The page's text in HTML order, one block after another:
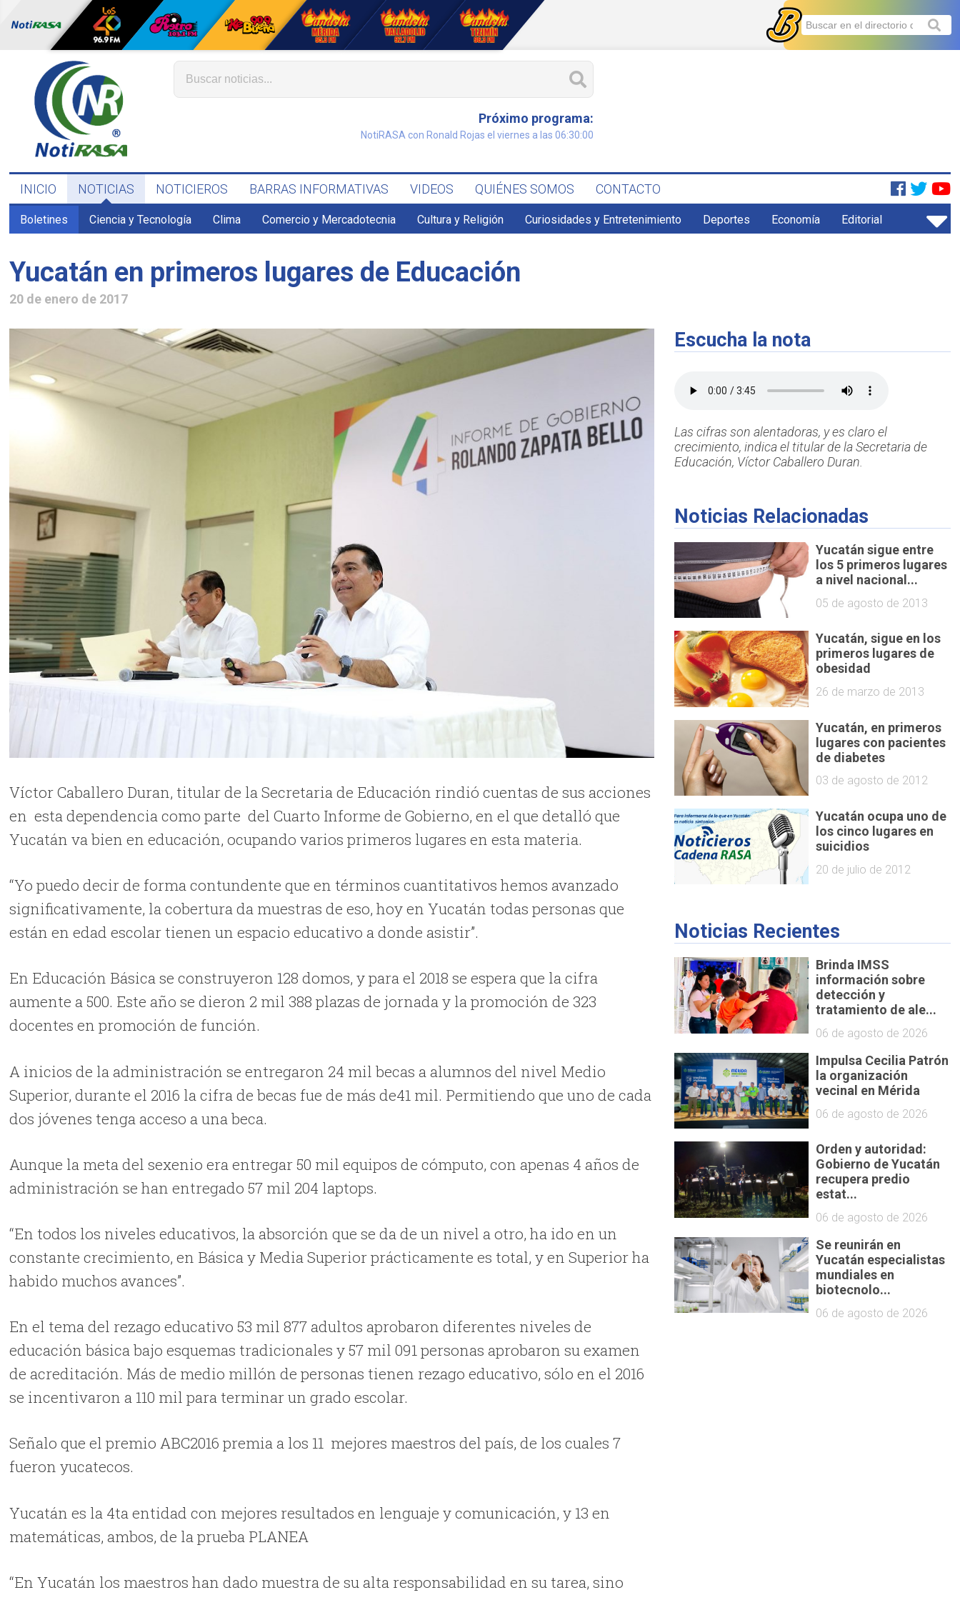
Próximo programa:
NotiRASA con Ronald Rojas el viernes a las 06:30:00
INICIO NOTICIAS NOTICIEROS BARRAS INFORMATIVAS VIDEOS QUIÉNES SOMOS CONTACTO
Boletines Ciencia y Tecnología Clima Comercio y Mercadotecnia Cultura y Religión Curiosidades y Entretenimiento Deportes Economía Editorial
Yucatán en primeros lugares de Educación
20 de enero de 2017
Víctor Caballero Duran, titular de la Secretaria de Educación rindió cuentas de sus acciones
en esta dependencia como parte del Cuarto Informe de Gobierno, en el que detalló que
Yucatán va bien en educación, ocupando varios primeros lugares en esta materia.
“Yo puedo decir de forma contundente que en términos cuantitativos hemos avanzado
significativamente, la cobertura da muestras de eso, hoy en Yucatán todas personas que
están en edad escolar tienen un espacio educativo a donde asistir”.
En Educación Básica se construyeron 128 domos, y para el 2018 se espera que la cifra
aumente a 500. Este año se dieron 2 mil 388 plazas de jornada y la promoción de 323
docentes en promoción de función.
A inicios de la administración se entregaron 24 mil becas a alumnos del nivel Medio
Superior, durante el 2016 la cifra de becas fue de más de41 mil. Permitiendo que uno de cada
dos jóvenes tenga acceso a una beca.
Aunque la meta del sexenio era entregar 50 mil equipos de cómputo, con apenas 4 años de
administración se han entregado 57 mil 204 laptops.
“En todos los niveles educativos, la absorción que se da de un nivel a otro, ha ido en un
constante crecimiento, en Básica y Media Superior prácticamente es total, y en Superior ha
habido muchos avances”.
En el tema del rezago educativo 53 mil 877 adultos aprobaron diferentes niveles de
educación básica bajo esquemas tradicionales y 57 mil 091 personas aprobaron su examen
de acreditación. Más de medio millón de personas tienen rezago educativo, sólo en el 2016
se incentivaron a 110 mil para terminar un grado escolar.
Señalo que el premio ABC2016 premia a los 11 mejores maestros del país, de los cuales 7
fueron yucatecos.
Yucatán es la 4ta entidad con mejores resultados en lenguaje y comunicación, y 13 en
matemáticas, ambos, de la prueba PLANEA
“En Yucatán los maestros han dado muestra de su alta responsabilidad en su tarea, sino
Escucha la nota
Las cifras son alentadoras, y es claro el
crecimiento, indica el titular de la Secretaria de
Educación, Víctor Caballero Duran.
Noticias Relacionadas
Yucatán sigue entre
los 5 primeros lugares
a nivel nacional...
05 de agosto de 2013
Yucatán, sigue en los
primeros lugares de
obesidad
26 de marzo de 2013
Yucatán, en primeros
lugares con pacientes
de diabetes
03 de agosto de 2012
Yucatán ocupa uno de
los cinco lugares en
suicidios
20 de julio de 2012
Noticias Recientes
Brinda IMSS
información sobre
detección y
tratamiento de ale...
06 de agosto de 2026
Impulsa Cecilia Patrón
la organización
vecinal en Mérida
06 de agosto de 2026
Orden y autoridad:
Gobierno de Yucatán
recupera predio
estat...
06 de agosto de 2026
Se reunirán en
Yucatán especialistas
mundiales en
biotecnolo...
06 de agosto de 2026